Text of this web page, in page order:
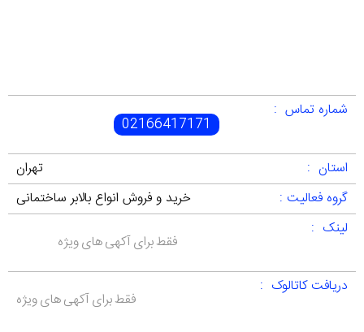
شماره تماس :
02166417171
استان :
تهران
گروه فعالیت :
خرید و فروش انواع بالابر ساختمانی
لینک :
فقط برای آکهی های ویژه
دریافت کاتالوک :
فقط برای آکهی های ویژه